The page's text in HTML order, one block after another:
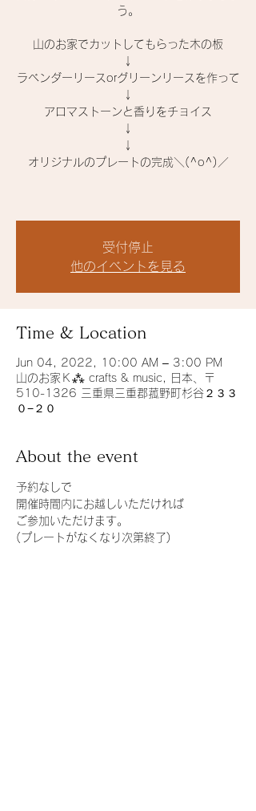
う。
山のお家でカットしてもらった木の板
↓
ラベンダーリースorグリーンリースを作って
↓
アロマストーンと香りをチョイス
↓
↓
オリジナルのプレートの完成＼(^o^)／
受付停止
他のイベントを見る
Time & Location
Jun 04, 2022, 10:00 AM – 3:00 PM
山のお家Ｋ⁂ crafts & music, 日本、〒
510-1326 三重県三重郡菰野町杉谷２３３
０−２０
About the event
予約なしで
開催時間内にお越しいただければ
ご参加いただけます。
(プレートがなくなり次第終了)